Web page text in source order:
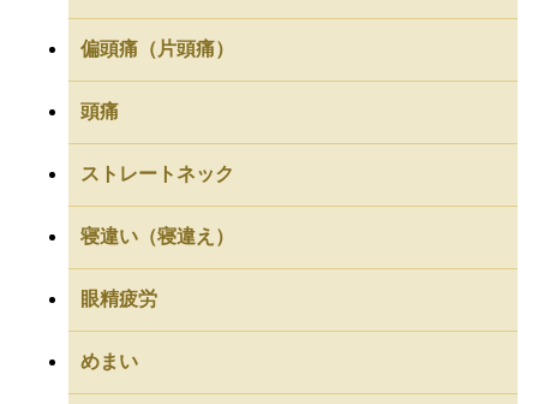
偏頭痛（片頭痛）
頭痛
ストレートネック
寝違い（寝違え）
眼精疲労
めまい